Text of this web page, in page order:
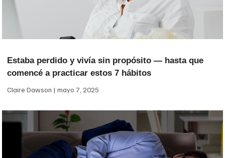
Estaba perdido y vivía sin propósito — hasta que
comencé a practicar estos 7 hábitos
Claire Dawson mayo 7, 2025